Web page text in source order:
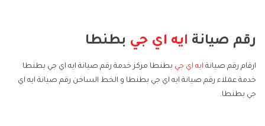
رقم صيانة ايه اي جي بطنطا
ارقام رقم صيانة ايه اي جي بطنطا مركز خدمة رقم صيانة ايه اي جي بطنطا
خدمة عملاء رقم صيانة ايه اي جي بطنطا و الخط الساخن رقم صيانة ايه اي
جي بطنطا.